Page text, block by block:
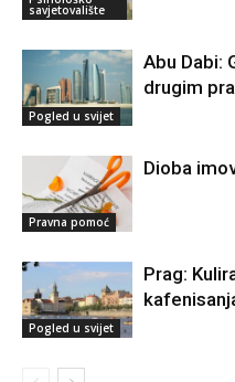
savjetovalište
Pogled u svijet
Abu Dabi:
drugim
Pravna pomoć
Dioba
Pogled u svijet
Prag: